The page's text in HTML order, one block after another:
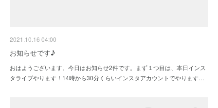
2021.10.16 04:00
お知らせです♪
おはようございます。今日はお知らせ2件です。まず１つ目は、本日インス
タライブやります！14時から30分くらいインスタアカウントでやります…